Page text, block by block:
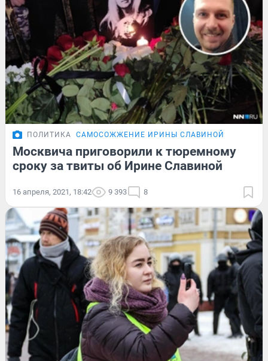
ПОЛИТИКА САМОСОЖЖЕНИЕ ИРИНЫ СЛАВИНОЙ
Москвича приговорили к тюремному
сроку за твиты об Ирине Славиной
16 апреля, 2021, 18:42 9 393 8